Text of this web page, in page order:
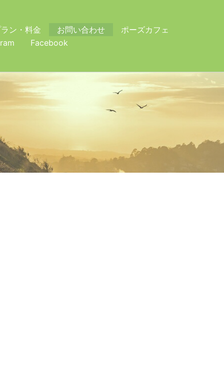
ン・料金 お問い合わせ
ポーズカフェ
Facebook